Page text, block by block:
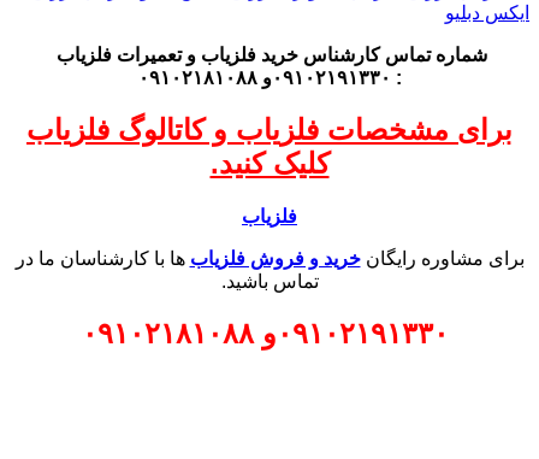
شماره تماس کارشناس خرید فلزیاب و تعمیرات فلزیاب
: ۰۹۱۰۲۱۹۱۳۳۰و ۰۹۱۰۲۱۸۱۰۸۸
برای مشخصات فلزیاب و کاتالوگ فلزیاب
کلیک کنید.
فلزیاب
برای مشاوره رایگانخرید و فروش فلزیاب ها با کارشناسان ما در
تماس باشید.
۰۹۱۰۲۱۹۱۳۳۰ و ۰۹۱۰۲۱۸۱۰۸۸